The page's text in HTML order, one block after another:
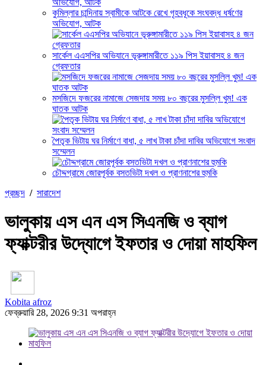
কুমিল্লার চান্দিনায় স্বামীকে আটকে রেখে গৃহবধূকে সংঘবদ্ধ ধর্ষণের
অভিযোগ, আটক
সার্কেল এএসপির অভিযানে ভূরুঙ্গামারীতে ১১৯ পিস ইয়াবাসহ ৪ জন
গ্রেফতার
মসজিদে ফজরের নামাজে সেজদায় সময় ৮০ বছরের মুসল্লি খুম! এক
ঘাতক আটক
পৈতৃক ভিটায় ঘর নির্মাণে বাধা, ৫ লাখ টাকা চাঁদা দাবির অভিযোগে সংবাদ
সম্মেলন
চৌদ্দগ্রামে জোরপূর্বক বসতভিটা দখল ও প্রাণনাশের হুমকি
প্রচ্ছদ / সারাদেশ
ভালুকায় এস এন এস সিএনজি ও ব্যাগ
ফ্যাক্টরীর উদ্যোগে ইফতার ও দোয়া মাহফিল
Kobita afroz
ফেব্রুয়ারি 28, 2026 9:31 অপরাহ্ন